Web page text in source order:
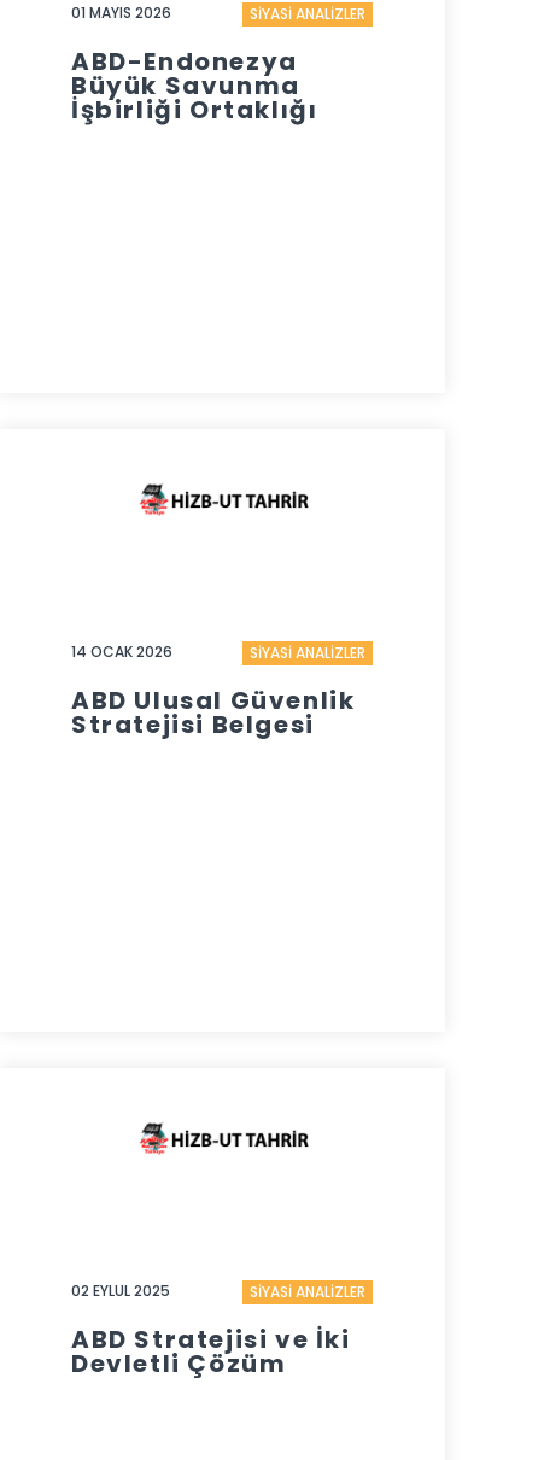
01 MAYIS 2026 SİYASİ ANALİZLER
ABD-Endonezya
Büyük Savunma
İşbirliği Ortaklığı
14 OCAK 2026 SİYASİ ANALİZLER
ABD Ulusal Güvenlik
Stratejisi Belgesi
02 EYLUL 2025 SİYASİ ANALİZLER
ABD Stratejisi ve İki
Devletli Çözüm